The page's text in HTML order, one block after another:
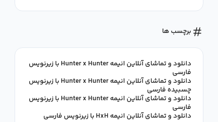
برچسب ها
دانلود و تماشای آنلاین انیمه Hunter x Hunter با زیرنویس
فارسی
دانلود و تماشای آنلاین انیمه Hunter x Hunter با زیرنویس
چسبیده فارسی
دانلود و تماشای آنلاین انیمه Hunter x Hunter با زیرنویس
فارسی
دانلود و تماشای آنلاین انیمه HxH با زیرنویس فارسی